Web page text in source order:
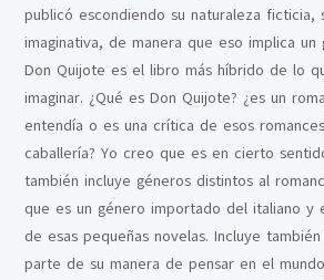
publicó escondiendo su naturaleza ficticia,
imaginativa, de manera que eso implica un
Don Quijote es el libro más híbrido de lo
imaginar. ¿Qué es Don Quijote? ¿es un
entendía o es una crítica de esos
caballería? Yo creo que es en cierto
también incluye géneros distintos al
que es un género importado del italiano y
de esas pequeñas novelas. Incluye
parte de su manera de pensar en el